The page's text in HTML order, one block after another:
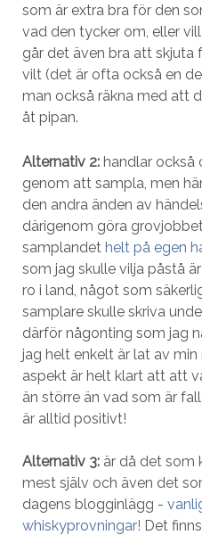
som är extra bra för den
vad den tycker om, eller
går det även bra att skjuta
vilt (det är ofta också en
man också räkna med att
åt pipan.
Alternativ 2: handlar också
genom att sampla, men
den andra änden av
därigenom göra
samplandet helt på egen
som jag skulle vilja påstå
ro i land, något som
samplare skulle skriva
därför någonting som jag
jag helt enkelt är lat av min
aspekt är helt klart att att
än större än vad som är
är alltid positivt!
Alternativ 3: är då det som
mest själv och även det
dagens blogginlägg -
whiskyprovningar! Det